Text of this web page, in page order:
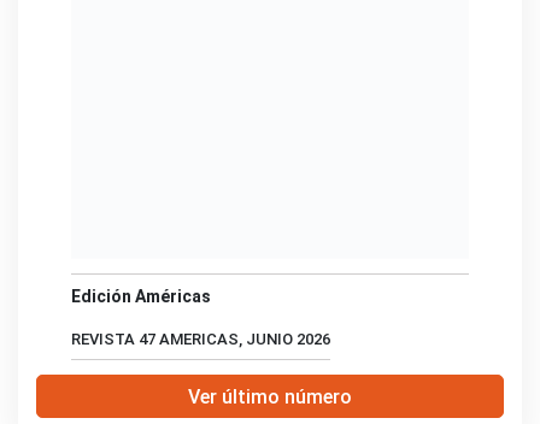
Edición Américas
REVISTA 47 AMERICAS, JUNIO 2026
Ver último número